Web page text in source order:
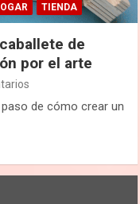
TIENDA
de
por el arte
de cómo crear un